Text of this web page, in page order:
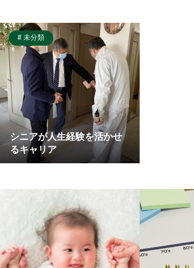
未分類
シニアが人生経験を活かせ
るキャリア